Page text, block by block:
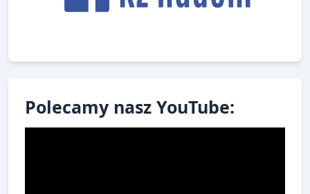
Polecamy nasz YouTube: